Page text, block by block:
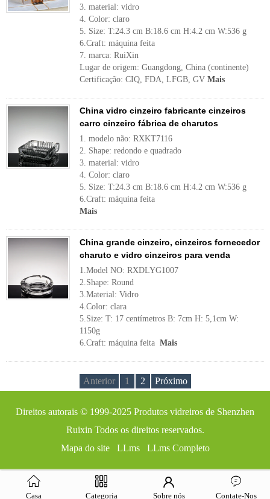
3. material: vidro
4. Color: claro
5. Size: T:24.3 cm B:18.6 cm H:4.2 cm W:536 g
6.Craft: máquina feita
7. marca: RuiXin
Lugar de origem: Guangdong, China (continente)
Certificação: CIQ, FDA, LFGB, GV Mais
China vidro cinzeiro fabricante cinzeiros
carro cinzeiro fábrica de charutos
1. modelo não: RXKT7116
2. Shape: redondo e quadrado
3. material: vidro
4. Color: claro
5. Size: T:24.3 cm B:18.6 cm H:4.2 cm W:536 g
6.Craft: máquina feita
Mais
China grande cinzeiro, cinzeiros fornecedor
charuto e vidro cinzeiros para venda
1.Model NO: RXDLYG1007
2.Shape: Round
3.Material: Vidro
4.Color: clara
5.Size: T: 17 centímetros B: 7cm H: 5,1cm W:
1150g
6.Craft: máquina feita Mais
Anterior 1 2 Próximo
Direitos autorais © 1999-2025 Produtos vidreiros de Shenzhen
Ruixin Todos os direitos reservados.
Mapa do site
LLms LLms Completo
Casa Categoria Sobre nós Contate-Nos